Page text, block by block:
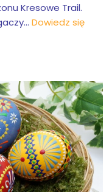
Kresowe Trail.
Dowiedz się